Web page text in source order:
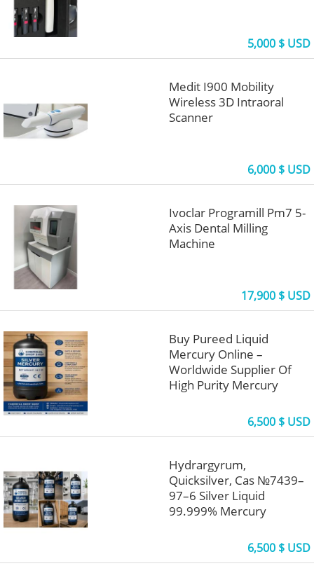
5,000 $ USD
Medit I900 Mobility
Wireless 3D Intraoral
Scanner
6,000 $ USD
Ivoclar Programill Pm7 5-
Axis Dental Milling
Machine
17,900 $ USD
Buy Pureed Liquid
Mercury Online –
Worldwide Supplier Of
High Purity Mercury
6,500 $ USD
Hydrargyrum,
Quicksilver, Cas №7439–
97–6 Silver Liquid
99.999% Mercury
6,500 $ USD